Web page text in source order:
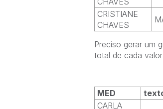
CRISTIANE
CHAVES
Preciso gerar um
total de cada
MED
CARLA